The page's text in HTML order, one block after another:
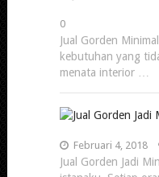
0
Jual Gorden
kebutuhan yang
menata interior …
Februari 4, 2018
Jual Gorden Jadi